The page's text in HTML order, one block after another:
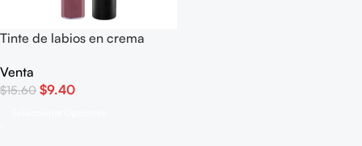
Tinte de labios en crema
Venta
$15.60 $9.40